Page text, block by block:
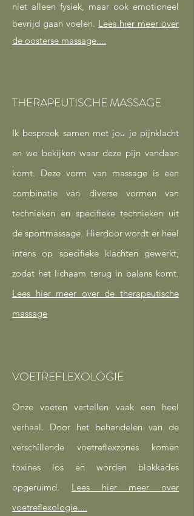
niet alleen fysiek, maar ook emotioneel
bevrijd gaan voelen. Lees hier meer over
de oosterse massage....
THERAPEUTISCHE MASSAGE
Ik bespreek samen met jou je pijnklacht
en we bekijken waar deze pijn vandaan
komt. Deze vorm van massage is een
combinatie van diverse vormen van
technieken en specifieke technieken uit
de sportmassage. Hierdoor wordt er heel
intens op specifieke klachten gewerkt,
zodat het lichaam terug in balans komt.
Lees hier meer over de therapeutische
massage
VOETREFLEXOLOGIE
Onze voeten vertellen vaak een heel
verhaal. Door het behandelen van de
verschillende voetreflexzones komen
toxines los en worden blokkades
opgeruimd. Lees hier meer over
voetreflexologie....